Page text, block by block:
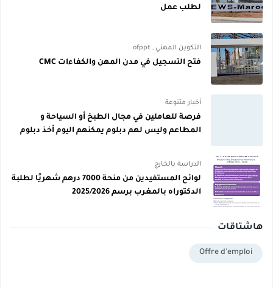
لطلب عمل
التكوين المهني ,
ofppt
فتح التسجيل في مدن المهن والكفاءات CMC
أخبار متنوعة
فرصة للعاملين في مجال الطبخ أو السياحة و
المطاعم وليس لهم دبلوم يمكنهم اليوم أخذ دبلوم
الدراسة بالخارج
لوائح المستفيدين من منحة 7000 درهم شهريًا لطلبة
الدكتوراه بالمغرب برسم 2025/2026
هاشتاقات
Offre d'emploi